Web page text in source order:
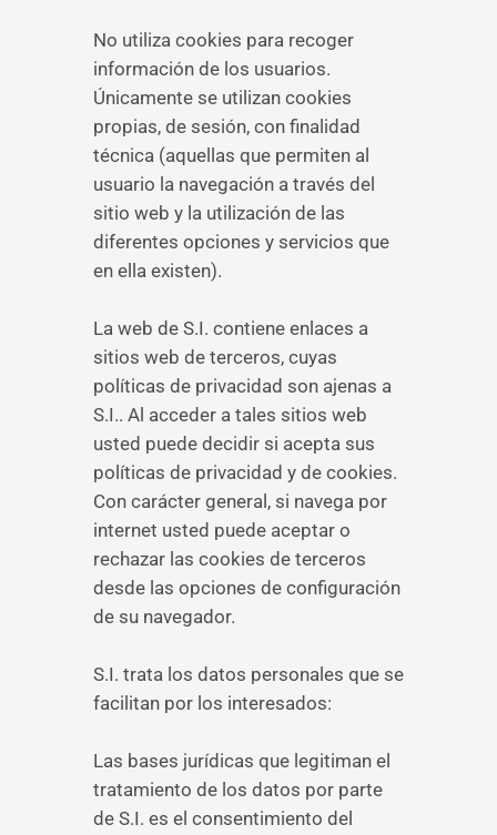
No utiliza cookies para recoger
información de los usuarios.
Únicamente se utilizan cookies
propias, de sesión, con finalidad
técnica (aquellas que permiten al
usuario la navegación a través del
sitio web y la utilización de las
diferentes opciones y servicios que
en ella existen).
La web de S.I. contiene enlaces a
sitios web de terceros, cuyas
políticas de privacidad son ajenas a
S.I.. Al acceder a tales sitios web
usted puede decidir si acepta sus
políticas de privacidad y de cookies.
Con carácter general, si navega por
internet usted puede aceptar o
rechazar las cookies de terceros
desde las opciones de configuración
de su navegador.
S.I. trata los datos personales que se
facilitan por los interesados:
Las bases jurídicas que legitiman el
tratamiento de los datos por parte
de S.I. es el consentimiento del